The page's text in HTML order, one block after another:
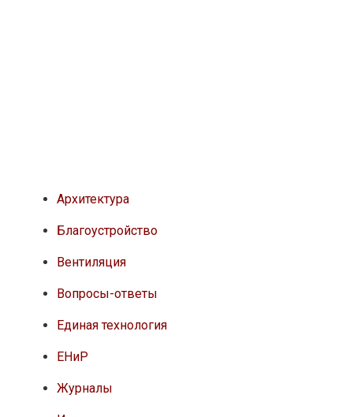
Архитектура
Благоустройство
Вентиляция
Вопросы-ответы
Единая технология
ЕНиР
Журналы